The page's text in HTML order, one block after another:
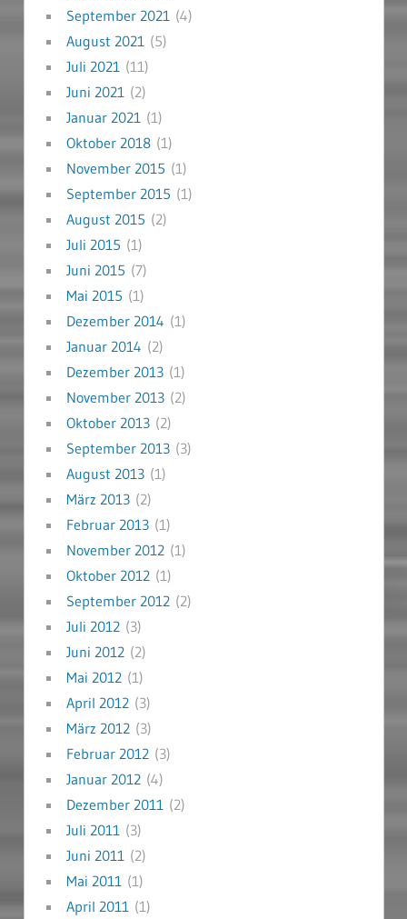
September 2021 (4)
August 2021 (5)
Juli 2021 (11)
Juni 2021 (2)
Januar 2021 (1)
Oktober 2018(1)
November 2015 (1)
September 2015 (1)
August 2015 (2)
Juli 2015 (1)
Juni 2015 (7)
Mai 2015 (1)
Dezember 2014 (1)
Januar 2014 (2)
Dezember 2013(1)
November 2013(2)
Oktober 2013(2)
September 2013(3)
August 2013(1)
März 2013(2)
Februar 2013(1)
November 2012(1)
Oktober 2012(1)
September 2012(2)
Juli 2012(3)
Juni 2012(2)
Mai 2012(1)
April 2012(3)
März 2012(3)
Februar 2012(3)
Januar 2012(4)
Dezember 2011 (2)
Juli 2011 (3)
Juni 2011 (2)
Mai 2011 (1)
April 2011 (1)